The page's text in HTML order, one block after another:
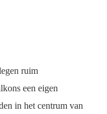
ruim
een eigen
in het centrum van